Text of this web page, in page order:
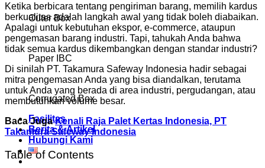
Outer Box
Paper IBC
Corrugated Box
Fasilitas
Berita & Artikel
Hubungi Kami
Ketika berbicara tentang pengiriman barang, memilih kardus
berkualitas adalah langkah awal yang tidak boleh diabaikan.
Apalagi untuk kebutuhan ekspor, e-commerce, ataupun
pengemasan barang industri. Tapi, tahukah Anda bahwa
tidak semua kardus dikembangkan dengan standar industri?
Di sinilah PT. Takamura Safeway Indonesia hadir sebagai
mitra pengemasan Anda yang bisa diandalkan, terutama
untuk Anda yang berada di area industri, pergudangan, atau
membutuhkan volume besar.
Baca JugaKenali Raja Palet Kertas Indonesia, PT
Takamura Safeway Indonesia
Table of Contents